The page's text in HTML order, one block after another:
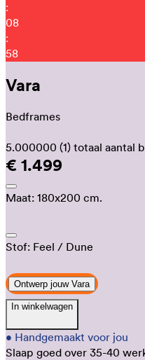
:
08
:
48
Vara
Bedframes
5.000000 (1) totaal aantal
€ 1.499
Maat: 180x200 cm.
Stof: Feel / Dune
Ontwerp jouw Vara
In winkelwagen
• Handgemaakt voor jou
Slaap goed over 35-40